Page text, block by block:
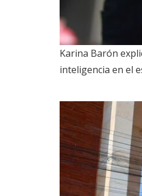
Karina Barón
inteligencia en el